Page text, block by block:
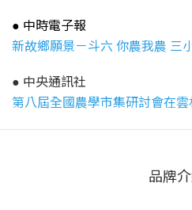
● 中時電子報
新故鄉願景－斗六 你農我農 三
● 中央通訊社
第八屆全國農學市集研討會在
品牌